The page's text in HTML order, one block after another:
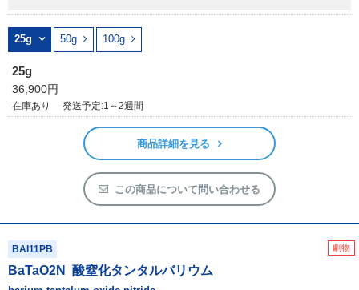
25g 50g 100g
25g
36,900円
在庫あり 発送予定:1～2週間
商品詳細を見る
この商品について問い合わせる
劇物
BAI11PB
BaTaO2N 酸窒化タンタルバリウム